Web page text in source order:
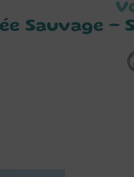
Sauvage